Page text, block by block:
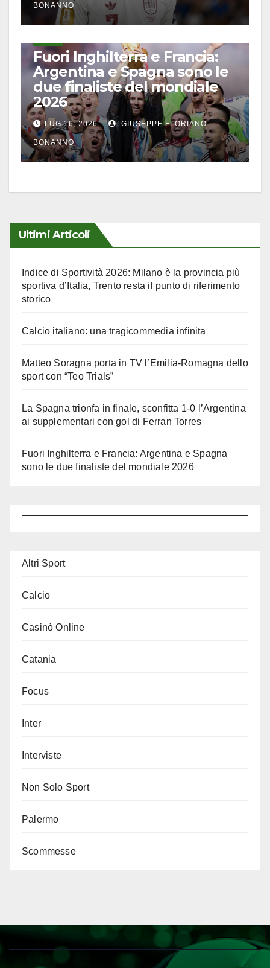
BONANNO
Fuori Inghilterra e Francia:
Argentina e Spagna sono le
due finaliste del mondiale
2026
LUG 16, 2026 GIUSEPPE FLORIANO
BONANNO
Ultimi Articoli
Indice di Sportività 2026: Milano è la provincia più
sportiva d’Italia, Trento resta il punto di riferimento
storico
Calcio italiano: una tragicommedia infinita
Matteo Soragna porta in TV l’Emilia-Romagna dello
sport con “Teo Trials”
La Spagna trionfa in finale, sconfitta 1-0 l’Argentina
ai supplementari con gol di Ferran Torres
Fuori Inghilterra e Francia: Argentina e Spagna
sono le due finaliste del mondiale 2026
Altri Sport
Calcio
Casinò Online
Catania
Focus
Inter
Interviste
Non Solo Sport
Palermo
Scommesse